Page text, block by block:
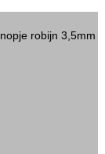
robijn 3,5mm